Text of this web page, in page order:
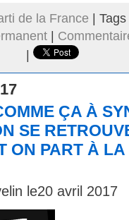
de la France |
ÇA À
SE
ON PART À
le20 avril 2017